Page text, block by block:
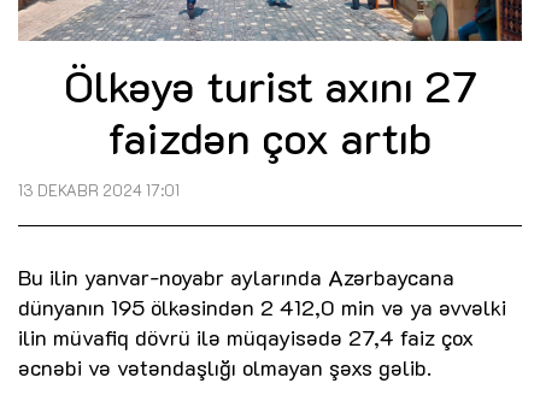
Ölkəyə turist axını 27
faizdən çox artıb
13 DEKABR 2024 17:01
Bu ilin yanvar-noyabr aylarında Azərbaycana
dünyanın 195 ölkəsindən 2 412,0 min və ya əvvəlki
ilin müvafiq dövrü ilə müqayisədə 27,4 faiz çox
əcnəbi və vətəndaşlığı olmayan şəxs gəlib.